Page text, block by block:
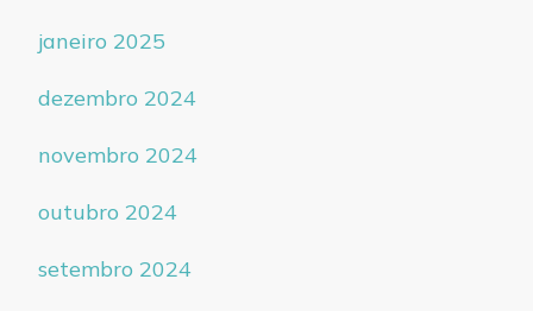
janeiro 2025
dezembro 2024
novembro 2024
outubro 2024
setembro 2024